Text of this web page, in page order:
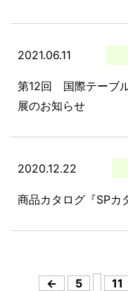
2021.06.11
第12回 国際テーブ
展のお知らせ
2020.12.22
商品カタログ『SPカ
← 5 11